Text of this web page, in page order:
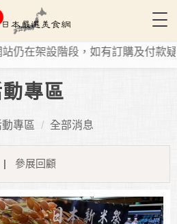
架設階段，如有訂購及付款疑問
專區
動專區 全部消息
| 參展回顧